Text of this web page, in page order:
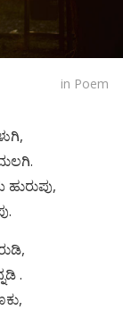
in Poem
.